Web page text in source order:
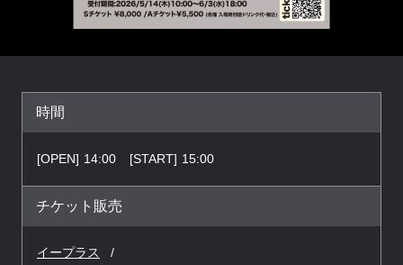
時間
[OPEN] 14:00 [START] 15:00
チケット販売
イープラス